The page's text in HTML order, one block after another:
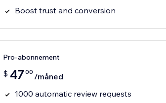
Boost trust and conversion
Pro-abonnement
$ 47 00 /måned
1000 automatic review requests